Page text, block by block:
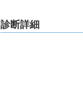
診断詳細